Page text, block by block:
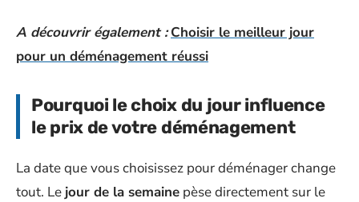
A découvrir également : Choisir le meilleur jour
pour un déménagement réussi
Pourquoi le choix du jour influence
le prix de votre déménagement
La date que vous choisissez pour déménager change
tout. Le jour de la semaine pèse directement sur le